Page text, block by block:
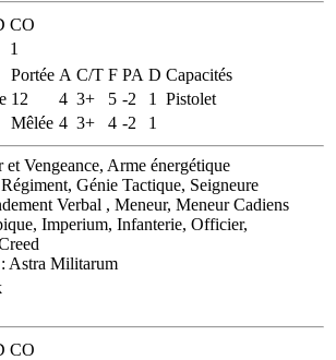
CO
1
Portée A C/T F PA D Capacités
12 4 3+ 5 -2 1
Pistolet
Mêlée 4 3+ 4 -2 1
Vengeance, Arme énergétique
Génie Tactique, Seigneure
Verbal , Meneur, Meneur Cadiens
Imperium, Infanterie, Officier,
: Astra Militarum
CO